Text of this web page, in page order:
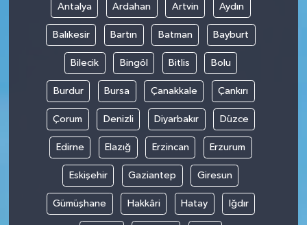
Antalya Ardahan Artvin Aydın
Balıkesir Bartın Batman Bayburt
Bilecik Bingöl Bitlis Bolu
Burdur Bursa Çanakkale Çankırı
Çorum Denizli Diyarbakır Düzce
Edirne Elazığ Erzincan Erzurum
Eskişehir Gaziantep Giresun
Gümüşhane Hakkâri Hatay Iğdır